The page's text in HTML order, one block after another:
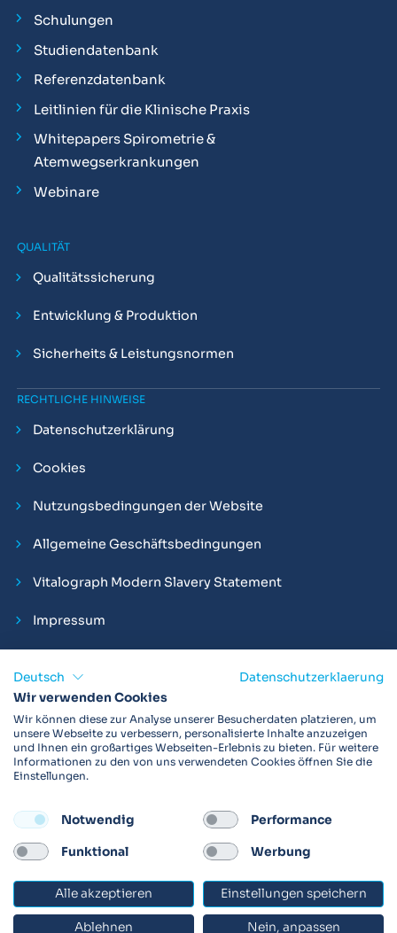
Schulungen
Studiendatenbank
Referenzdatenbank
Leitlinien für die Klinische Praxis
Whitepapers Spirometrie &
Atemwegserkrankungen
Webinare
QUALITÄT
Qualitätssicherung
Entwicklung & Produktion
Sicherheits & Leistungsnormen
RECHTLICHE HINWEISE
Datenschutzerklärung
Cookies
Nutzungsbedingungen der Website
Allgemeine Geschäftsbedingungen
Vitalograph Modern Slavery Statement
Impressum
Vitalograph ist ein internationaler Hersteller von Spirometern,
EKGs und Bakterien-Viren-Filtern zur sicheren
Lungenfunktionsdiagnostik. Darüber hinaus sind wir weltweit
als Technologie- und Service-Provider für klinische
FOLLOW
© 2026 Vitalograph
Deutsch
Datenschutzerklaerung
Wir verwenden Cookies
Wir können diese zur Analyse unserer Besucherdaten platzieren, um
unsere Webseite zu verbessern, personalisierte Inhalte anzuzeigen
und Ihnen ein großartiges Webseiten-Erlebnis zu bieten. Für weitere
Informationen zu den von uns verwendeten Cookies öffnen Sie die
Einstellungen.
Notwendig Performance
Funktional Werbung
Alle akzeptieren Einstellungen speichern
Ablehnen Nein, anpassen